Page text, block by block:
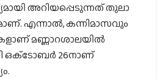
അറിയപ്പെടുന്നത് തുലാ
എന്നാല്‍, കന്നിമാസവും
മണ്ണാറശാലയില്‍
ഒക്‌ടോബര്‍ 26നാണ്